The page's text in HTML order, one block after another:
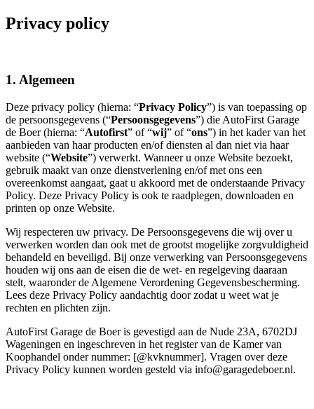
Privacy policy
1. Algemeen
Deze privacy policy (hierna: “Privacy Policy”) is van toepassing op
de persoonsgegevens (“Persoonsgegevens”) die AutoFirst Garage
de Boer (hierna: “Autofirst” of “wij” of “ons”) in het kader van het
aanbieden van haar producten en/of diensten al dan niet via haar
website (“Website”) verwerkt. Wanneer u onze Website bezoekt,
gebruik maakt van onze dienstverlening en/of met ons een
overeenkomst aangaat, gaat u akkoord met de onderstaande Privacy
Policy. Deze Privacy Policy is ook te raadplegen, downloaden en
printen op onze Website.
Wij respecteren uw privacy. De Persoonsgegevens die wij over u
verwerken worden dan ook met de grootst mogelijke zorgvuldigheid
behandeld en beveiligd. Bij onze verwerking van Persoonsgegevens
houden wij ons aan de eisen die de wet- en regelgeving daaraan
stelt, waaronder de Algemene Verordening Gegevensbescherming.
Lees deze Privacy Policy aandachtig door zodat u weet wat je
rechten en plichten zijn.
AutoFirst Garage de Boer is gevestigd aan de Nude 23A, 6702DJ
Wageningen en ingeschreven in het register van de Kamer van
Koophandel onder nummer: [@kvknummer]. Vragen over deze
Privacy Policy kunnen worden gesteld via info@garagedeboer.nl.